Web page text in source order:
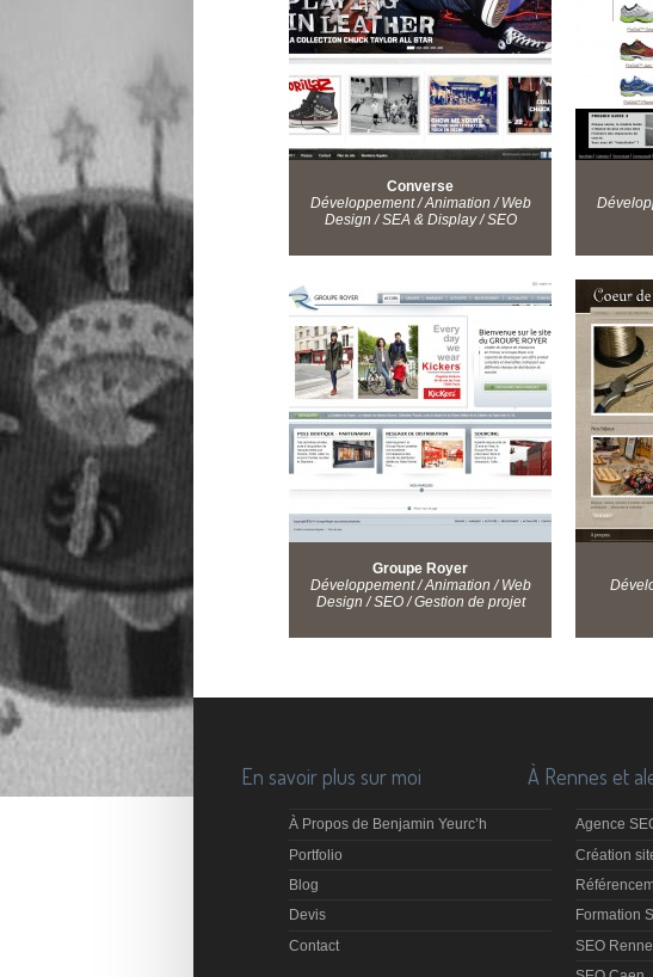
Converse
Développement / Animation / Web
Design / SEA & Display / SEO
Groupe Royer
Développement / Animation / Web
Design / SEO / Gestion de projet
En savoir plus sur moi
À Propos de Benjamin Yeurc’h
Portfolio
Blog
Devis
Contact
À Rennes et
Agence
Création
Formation
SEO